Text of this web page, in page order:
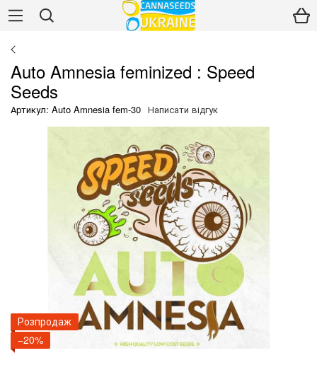
Auto Amnesia feminized : Speed
Seeds
Артикул: Auto Amnesia fem-30 Написати відгук
Розпродаж
−20%